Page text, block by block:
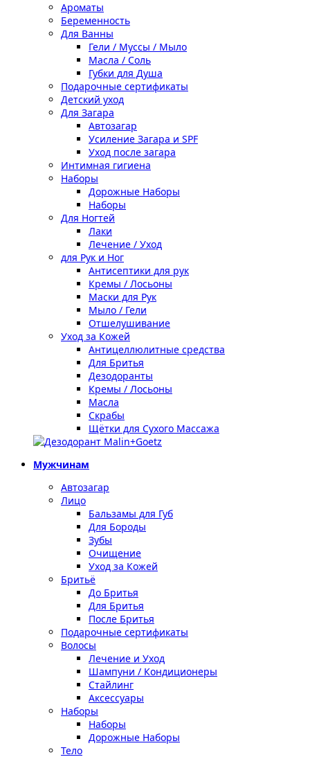
Ароматы
Беременность
Для Ванны
Гели / Муссы / Мыло
Масла / Соль
Губки для Душа
Подарочные сертификаты
Детский уход
Для Загара
Автозагар
Усиление Загара и SPF
Уход после загара
Интимная гигиена
Наборы
Дорожные Наборы
Наборы
Для Ногтей
Лаки
Лечение / Уход
для Рук и Ног
Антисептики для рук
Кремы / Лосьоны
Маски для Рук
Мыло / Гели
Отшелушивание
Уход за Кожей
Антицеллюлитные средства
Для Бритья
Дезодоранты
Кремы / Лосьоны
Масла
Скрабы
Щётки для Сухого Массажа
Мужчинам
Автозагар
Лицо
Бальзамы для Губ
Для Бороды
Зубы
Очищение
Уход за Кожей
Бритьё
До Бритья
Для Бритья
После Бритья
Подарочные сертификаты
Волосы
Лечение и Уход
Шампуни / Кондиционеры
Стайлинг
Аксессуары
Наборы
Наборы
Дорожные Наборы
Тело